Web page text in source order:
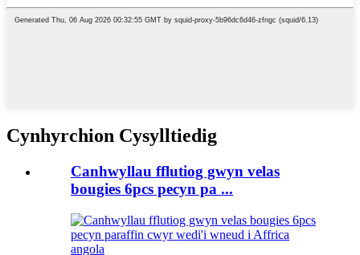
Cynhyrchion Cysylltiedig
Canhwyllau fflutiog gwyn velas
bougies 6pcs pecyn pa ...